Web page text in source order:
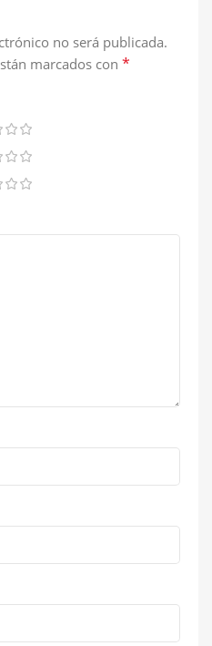
no será publicada.
marcados con *